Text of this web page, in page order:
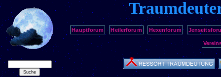
Hauptforum Heilerforum Hexenforum